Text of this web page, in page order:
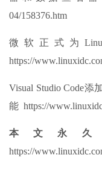
04/158376.htm
微软正式为
https://
Visual Studio Code添
能 https://
本文永
https://